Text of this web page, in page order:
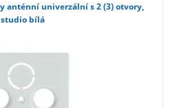
studio bílá